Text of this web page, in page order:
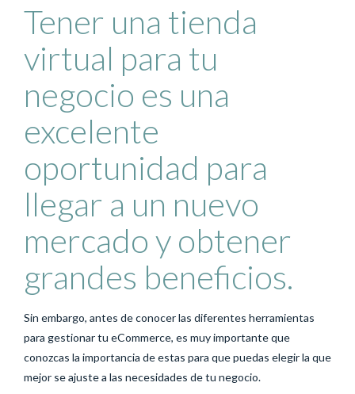
Tener una tienda
virtual para tu
negocio es una
excelente
oportunidad para
llegar a un nuevo
mercado y obtener
grandes beneficios.
Sin embargo, antes de conocer las diferentes herramientas
para gestionar tu eCommerce, es muy importante que
conozcas la importancia de estas para que puedas elegir la que
mejor se ajuste a las necesidades de tu negocio.